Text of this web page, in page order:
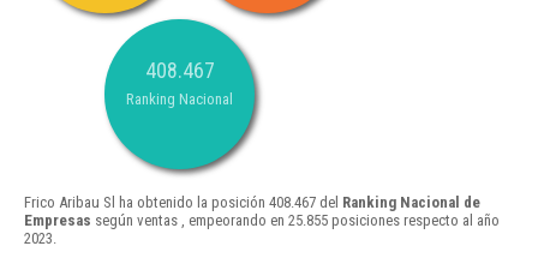
408.467
Ranking Nacional
Frico Aribau Sl ha obtenido la posición 408.467 del Ranking Nacional de
Empresas según ventas , empeorando en 25.855 posiciones respecto al año
2023.